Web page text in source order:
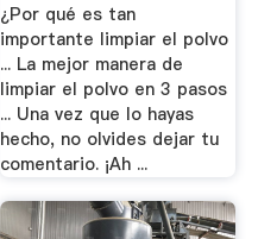
¿Por qué es tan
importante limpiar el polvo
... La mejor manera de
limpiar el polvo en 3 pasos
... Una vez que lo hayas
hecho, no olvides dejar tu
comentario. ¡Ah ...